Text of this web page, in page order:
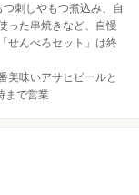
刺しやもつ煮込み、自
った串焼きなど、自慢
せんべろセット」は終
美味いアサヒビールと
まで営業